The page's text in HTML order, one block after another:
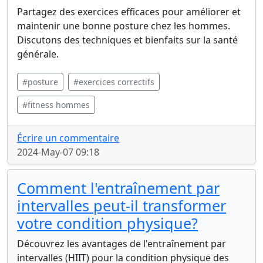
Partagez des exercices efficaces pour améliorer et
maintenir une bonne posture chez les hommes.
Discutons des techniques et bienfaits sur la santé
générale.
#posture #exercices correctifs
#fitness hommes
Écrire un commentaire
2024-May-07 09:18
Comment l'entraînement par
intervalles peut-il transformer
votre condition physique?
Découvrez les avantages de l'entraînement par
intervalles (HIIT) pour la condition physique des